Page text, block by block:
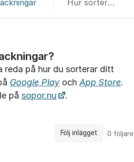
Hur sorterar jag mina förpackningar?
reda på hur du sorterar ditt
Google Playoch App Store.
på sopor.nu .
Följ inlägget 0 följare